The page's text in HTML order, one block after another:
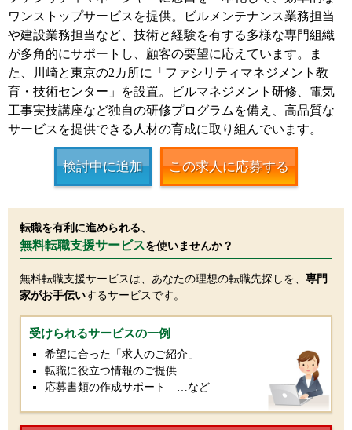
ワンストップサービスを提供。ビルメンテナンス業務担当
や建設業務担当など、技術と経験を有する多様な専門組織
が多角的にサポートし、顧客の要望に応えています。ま
た、川崎と東京の2カ所に「ファシリティマネジメント教
育・技術センター」を設置。ビルマネジメント研修、電気
工事実技講座など独自の研修プログラムを備え、高品質な
サービスを提供できる人材の育成に取り組んでいます。
検討中に追加 この求人に応募する
転職を有利に進められる、
無料転職支援サービスを使いませんか？
無料転職支援サービスは、あなたの理想の転職先探しを、 専門
家がお手伝いするサービスです。
受けられるサービスの一例
希望に合った「求人のご紹介」
転職に役立つ情報のご提供
応募書類の作成サポート …など